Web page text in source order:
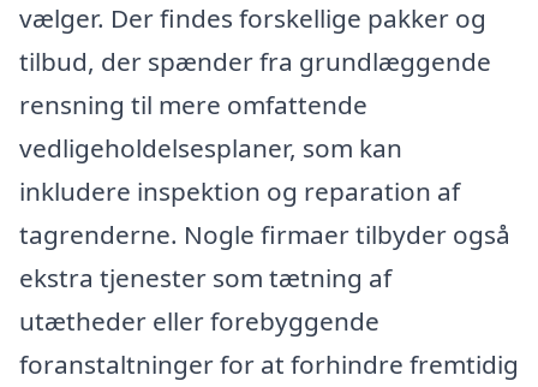
vælger. Der findes forskellige pakker og
tilbud, der spænder fra grundlæggende
rensning til mere omfattende
vedligeholdelsesplaner, som kan
inkludere inspektion og reparation af
tagrenderne. Nogle firmaer tilbyder også
ekstra tjenester som tætning af
utætheder eller forebyggende
foranstaltninger for at forhindre fremtidig